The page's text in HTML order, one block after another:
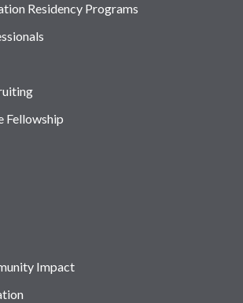
Residency Programs
Fellowship
Impact